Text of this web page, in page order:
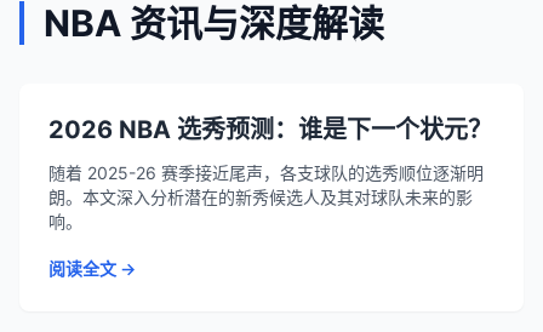
NBA 资讯与深度解读
2026 NBA 选秀预测：谁是下一个状元？
随着 2025-26 赛季接近尾声，各支球队的选秀顺位逐渐明
朗。本文深入分析潜在的新秀候选人及其对球队未来的影
响。
阅读全文 →